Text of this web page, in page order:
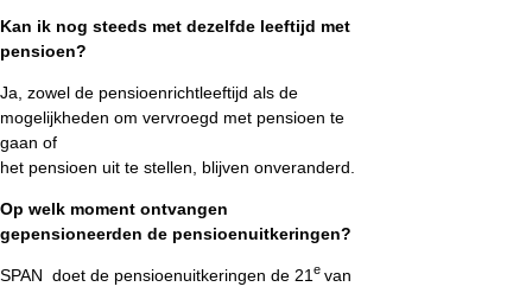
Kan ik nog steeds met dezelfde leeftijd met
pensioen?
Ja, zowel de pensioenrichtleeftijd als de
mogelijkheden om vervroegd met pensioen te
gaan of
het pensioen uit te stellen, blijven onveranderd.
Op welk moment ontvangen
gepensioneerden de pensioenuitkeringen?
SPAN doet de pensioenuitkeringen de 21 e van